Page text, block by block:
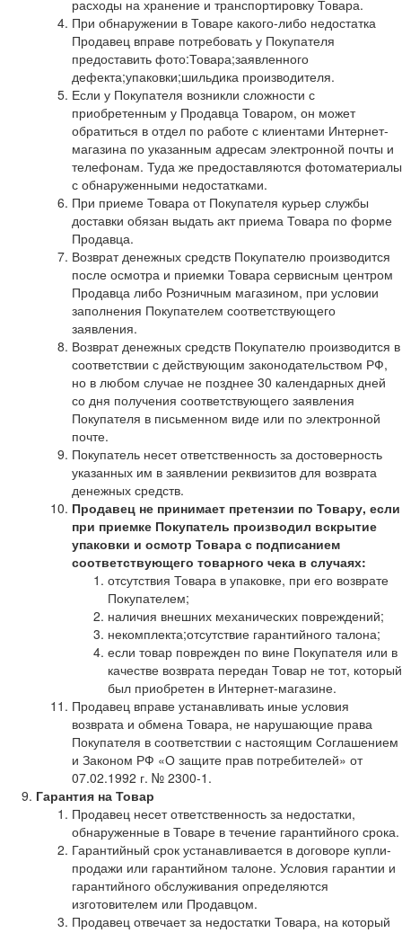
расходы на хранение и транспортировку Товара.
При обнаружении в Товаре какого-либо недостатка
Продавец вправе потребовать у Покупателя
предоставить фото:Товара;заявленного
дефекта;упаковки;шильдика производителя.
Если у Покупателя возникли сложности с
приобретенным у Продавца Товаром, он может
обратиться в отдел по работе с клиентами Интернет-
магазина по указанным адресам электронной почты и
телефонам. Туда же предоставляются фотоматериалы
с обнаруженными недостатками.
При приеме Товара от Покупателя курьер службы
доставки обязан выдать акт приема Товара по форме
Продавца.
Возврат денежных средств Покупателю производится
после осмотра и приемки Товара сервисным центром
Продавца либо Розничным магазином, при условии
заполнения Покупателем соответствующего
заявления.
Возврат денежных средств Покупателю производится в
соответствии с действующим законодательством РФ,
но в любом случае не позднее 30 календарных дней
со дня получения соответствующего заявления
Покупателя в письменном виде или по электронной
почте.
Покупатель несет ответственность за достоверность
указанных им в заявлении реквизитов для возврата
денежных средств.
Продавец не принимает претензии по Товару, если
при приемке Покупатель производил вскрытие
упаковки и осмотр Товара с подписанием
соответствующего товарного чека в случаях:
отсутствия Товара в упаковке, при его возврате
Покупателем;
наличия внешних механических повреждений;
некомплекта;отсутствие гарантийного талона;
если товар поврежден по вине Покупателя или в
качестве возврата передан Товар не тот, который
был приобретен в Интернет-магазине.
Продавец вправе устанавливать иные условия
возврата и обмена Товара, не нарушающие права
Покупателя в соответствии с настоящим Соглашением
и Законом РФ «О защите прав потребителей» от
07.02.1992 г. № 2300-1.
Гарантия на Товар
Продавец несет ответственность за недостатки,
обнаруженные в Товаре в течение гарантийного срока.
Гарантийный срок устанавливается в договоре купли-
продажи или гарантийном талоне. Условия гарантии и
гарантийного обслуживания определяются
изготовителем или Продавцом.
Продавец отвечает за недостатки Товара, на который